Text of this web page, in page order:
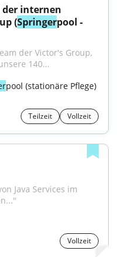
internen
(Springerpool -
der Victor's Group,
140...
pool (stationäre Pflege)
Teilzeit Vollzeit
Vollzeit